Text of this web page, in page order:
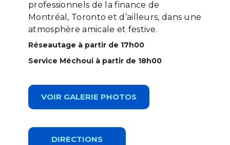
professionnels de la finance de
Montréal, Toronto et d’ailleurs, dans une
atmosphère amicale et festive.
Réseautage à partir de 17h00
Service Méchoui à partir de 18h00
VOIR GALERIE PHOTOS
DIRECTIONS